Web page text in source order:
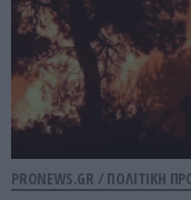
PRONEWS.GR / ΠΟΛΙΤΙΚΗ